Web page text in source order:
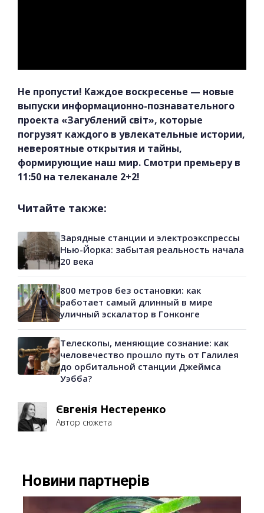
Не пропусти! Каждое воскресенье — новые
выпуски информационно-познавательного
проекта «Загублений світ», которые
погрузят каждого в увлекательные истории,
невероятные открытия и тайны,
формирующие наш мир. Смотри премьеру в
11:50 на телеканале 2+2!
Читайте также:
Зарядные станции и электроэкспрессы
Нью-Йорка: забытая реальность начала
20 века
800 метров без остановки: как
работает самый длинный в мире
уличный эскалатор в Гонконге
Телескопы, меняющие сознание: как
человечество прошло путь от Галилея
до орбитальной станции Джеймса
Уэбба?
Євгенія Нестеренко
Автор сюжета